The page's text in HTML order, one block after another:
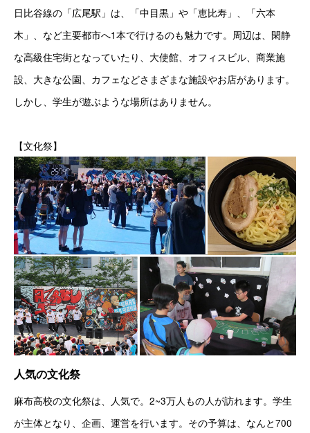
日比谷線の「広尾駅」は、「中目黒」や「恵比寿」、「六本
木」、など主要都市へ1本で行けるのも魅力です。周辺は、閑静
な高級住宅街となっていたり、大使館、オフィスビル、商業施
設、大きな公園、カフェなどさまざまな施設やお店があります。
しかし、学生が遊ぶような場所はありません。
【文化祭】
人気の文化祭
麻布高校の文化祭は、人気で。2~3万人もの人が訪れます。学生
が主体となり、企画、運営を行います。その予算は、なんと700